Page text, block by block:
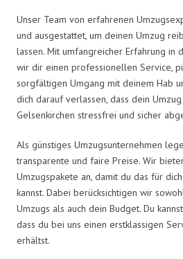
Unser Team von erfahrenen
und ausgestattet, um deinen Umzug
lassen. Mit umfangreicher Erfahrung in
wir dir einen professionellen Service,
sorgfältigen Umgang mit deinem Hab
dich darauf verlassen, dass dein
Gelsenkirchen stressfrei und sicher
Als günstiges Umzugsunternehmen
transparente und faire Preise. Wir
Umzugspakete an, damit du das für
kannst. Dabei berücksichtigen wir
Umzugs als auch dein Budget. Du
dass du bei uns einen erstklassigen
erhältst.